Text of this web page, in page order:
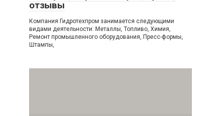
отзывы
Компания Гидротехпром занимается следующими
видами деятельности: Металлы, Топливо, Химия,
Ремонт промышленного оборудования, Пресс-формы,
Штампы,